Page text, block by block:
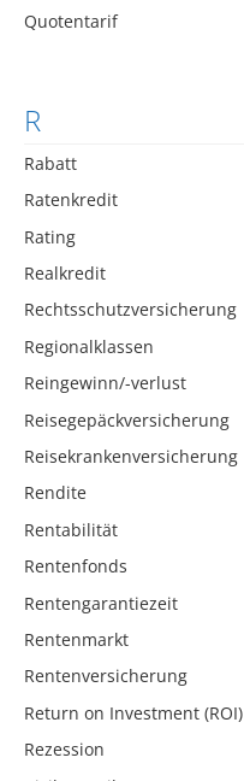
Quotentarif
R
Rabatt
Ratenkredit
Rating
Realkredit
Rechtsschutzversicherung
Regionalklassen
Reingewinn/-verlust
Reisegepäckversicherung
Reisekrankenversicherung
Rendite
Rentabilität
Rentenfonds
Rentengarantiezeit
Rentenmarkt
Rentenversicherung
Return on Investment (ROI)
Rezession